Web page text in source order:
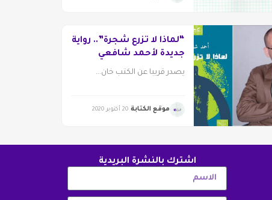
“لماذا لا تزرع شجرة”.. رواية
جديدة لأحمد شافعي
يصدر قريبا عن الكتب خان...
موقع الكتابة 20 أكتوبر 2020
اشترك بالنشرة البريدية